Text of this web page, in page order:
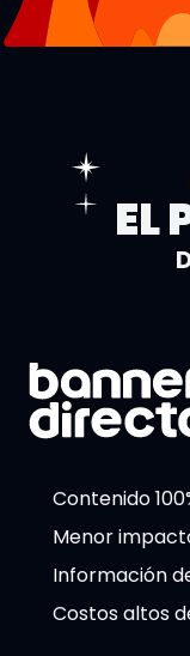
EL
Contenido
Gran impacto
Gestión
desde un solo
Contenido
Menor
Información
Costos altos